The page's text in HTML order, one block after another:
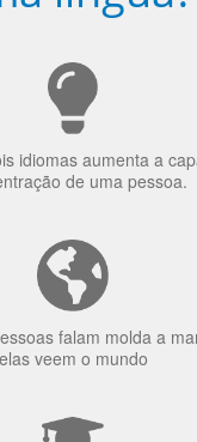
idiomas aumenta a
de uma pessoa.
falam molda a
elas veem o mundo